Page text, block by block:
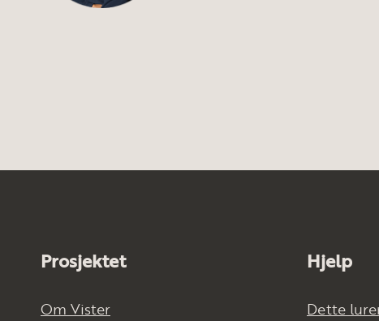
Prosjektet
Om Vister
Hjelp
Dette